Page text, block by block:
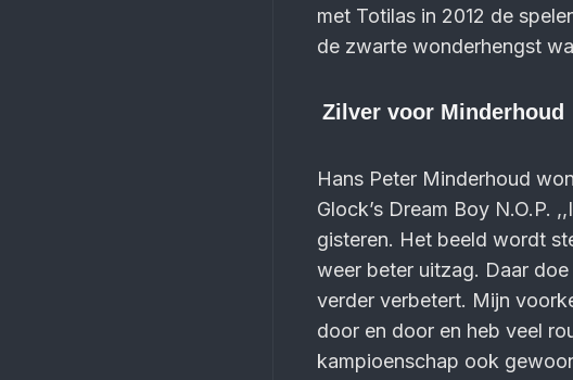
met Totilas in 2012 de
de zwarte wonderhengst
Zilver voor Minderhoud
Hans Peter Minderhoud
Glock’s Dream Boy N.O.P.
gisteren. Het beeld wordt
weer beter uitzag. Daar
verder verbetert. Mijn
door en door en heb veel
kampioenschap ook